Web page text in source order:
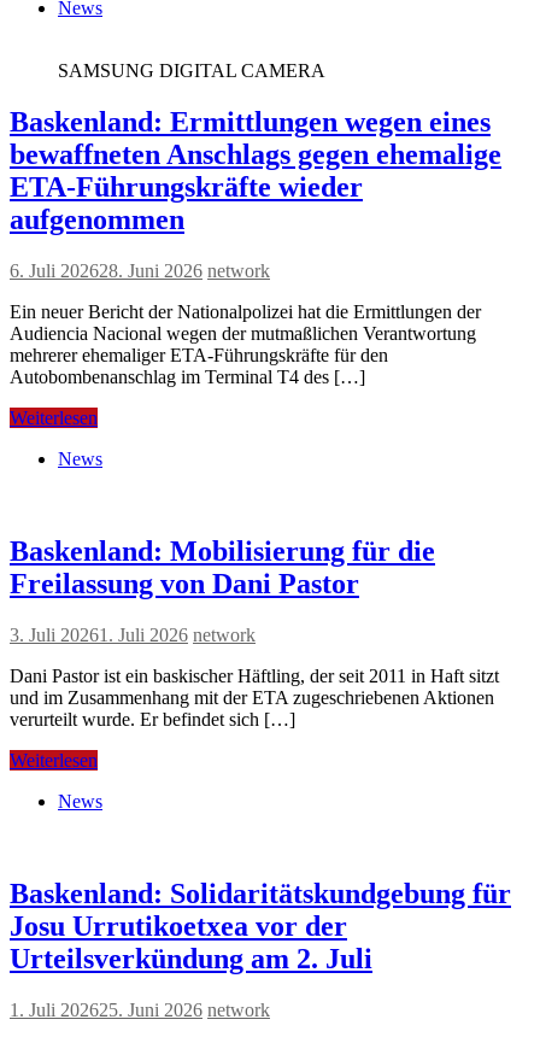
News
SAMSUNG DIGITAL CAMERA
Baskenland: Ermittlungen wegen eines
bewaffneten Anschlags gegen ehemalige
ETA-Führungskräfte wieder
aufgenommen
6. Juli 202628. Juni 2026 network
Ein neuer Bericht der Nationalpolizei hat die Ermittlungen der
Audiencia Nacional wegen der mutmaßlichen Verantwortung
mehrerer ehemaliger ETA-Führungskräfte für den
Autobombenanschlag im Terminal T4 des […]
Weiterlesen
News
Baskenland: Mobilisierung für die
Freilassung von Dani Pastor
3. Juli 20261. Juli 2026 network
Dani Pastor ist ein baskischer Häftling, der seit 2011 in Haft sitzt
und im Zusammenhang mit der ETA zugeschriebenen Aktionen
verurteilt wurde. Er befindet sich […]
Weiterlesen
News
Baskenland: Solidaritätskundgebung für
Josu Urrutikoetxea vor der
Urteilsverkündung am 2. Juli
1. Juli 202625. Juni 2026 network